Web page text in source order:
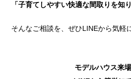
「子育てしやすい快適な間取りを知
そんなご相談を、ぜひLINEから気軽
モデルハウス来